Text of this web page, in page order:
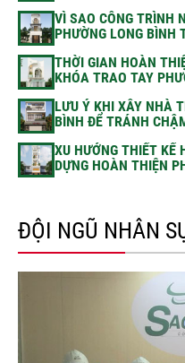
VÌ SAO CÔNG TRÌNH
PHƯỜNG LONG BÌNH
THỜI GIAN HOÀN
KHÓA TRAO TAY
LƯU Ý KHI XÂY NHÀ
BÌNH ĐỂ TRÁNH
XU HƯỚNG THIẾT KẾ
DỰNG HOÀN THIỆN
ĐỘI NGŨ NHÂN